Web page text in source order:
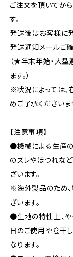
ご注文を頂いてか
す。
発送後はお客様に
発送通知メールご
（★年末年始・大
ます。）
※状況によっては
めご了承くださいま
【注意事項】
●機械による生産の
のズレやほつれな
ざいます。
※海外製品のため
ざいます。
●生地の特性上、や
日のご使用や陰干
なります。